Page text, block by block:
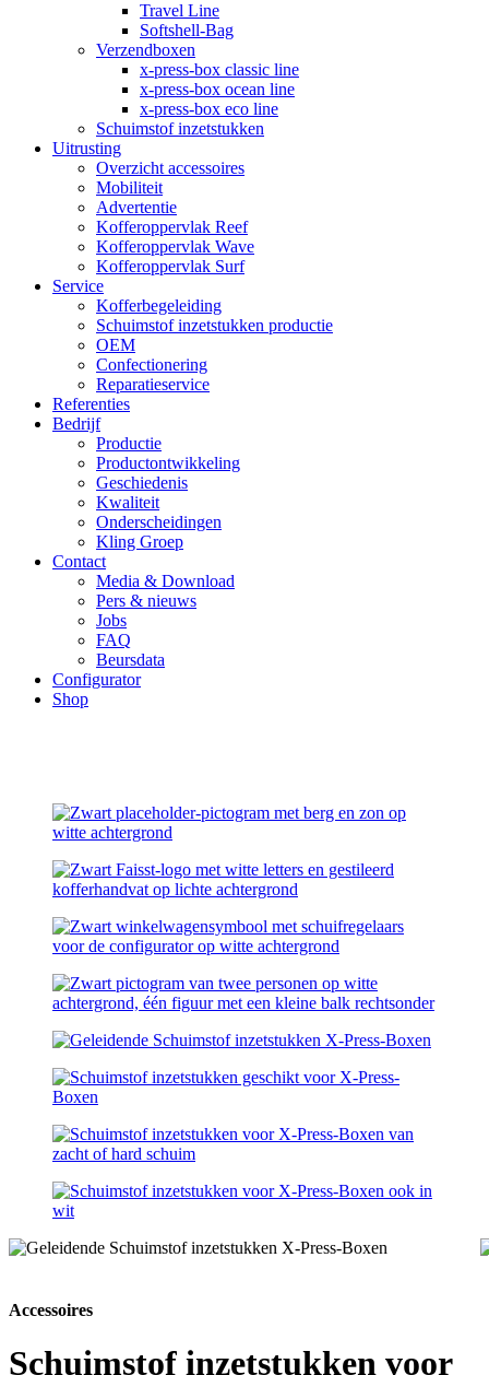
Travel Line
Softshell-Bag
Verzendboxen
x-press-box classic line
x-press-box ocean line
x-press-box eco line
Schuimstof inzetstukken
Uitrusting
Overzicht accessoires
Mobiliteit
Advertentie
Kofferoppervlak Reef
Kofferoppervlak Wave
Kofferoppervlak Surf
Service
Kofferbegeleiding
Schuimstof inzetstukken productie
OEM
Confectionering
Reparatieservice
Referenties
Bedrijf
Productie
Productontwikkeling
Geschiedenis
Kwaliteit
Onderscheidingen
Kling Groep
Contact
Media & Download
Pers & nieuws
Jobs
FAQ
Beursdata
Configurator
Shop
Accessoires
Schuimstof inzetstukken voor